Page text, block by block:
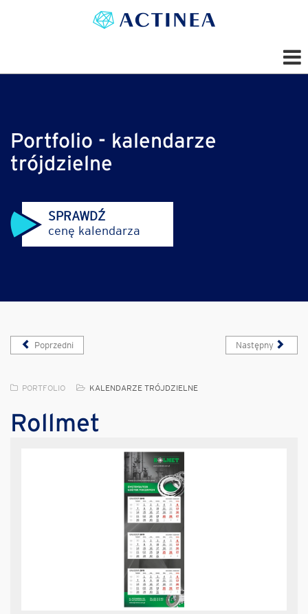
Portfolio - kalendarze
trójdzielne
SPRAWDŹ
cenę kalendarza
Poprzedni Następny
PORTFOLIO KALENDARZE TRÓJDZIELNE
Rollmet